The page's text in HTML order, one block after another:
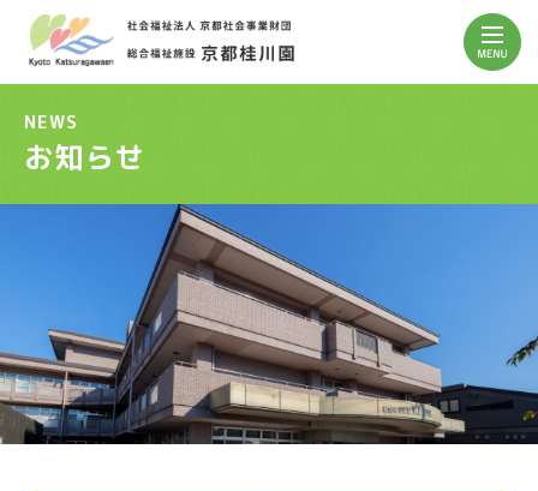
NEWS
お知らせ